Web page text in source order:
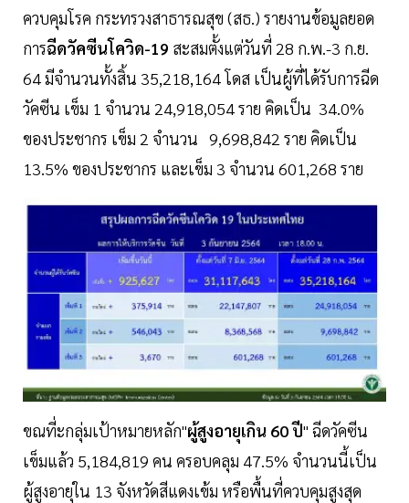
ควบคุมโรค กระทรวงสาธารณสุข (สธ.) รายงานข้อมูลยอด
การฉีดวัคซีนโควิด-19 สะสมตั้งแต่วันที่ 28 ก.พ.-3 ก.ย.
64 มีจำนวนทั้งสิ้น 35,218,164 โดส เป็นผู้ที่ได้รับการฉีด
วัคซีน เข็ม 1 จำนวน 24,918,054 ราย คิดเป็น 34.0%
ของประชากร เข็ม 2 จำนวน 9,698,842 ราย คิดเป็น
13.5% ของประชากร และเข็ม 3 จำนวน 601,268 ราย
ขณที่ะกลุ่มเป้าหมายหลัก"ผู้สูงอายุเกิน 60 ปี" ฉีดวัคซีน
เข็มแล้ว 5,184,819 คน ครอบคลุม 47.5% จำนวนนี้เป็น
ผู้สูงอายุใน 13 จังหวัดสีแดงเข้ม หรือพื้นที่ควบคุมสูงสุด